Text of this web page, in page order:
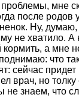
мне
после родов
Ну,
не хватило.
кормить, а мне
что
сейчас придет
врач, но толку
знаем, что